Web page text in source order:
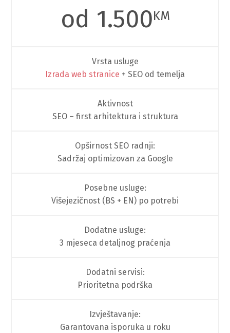
od 1.500KM
Vrsta usluge
Izrada web stranice + SEO od temelja
Aktivnost
SEO – first arhitektura i struktura
Opširnost SEO radnji:
Sadržaj optimizovan za Google
Posebne usluge:
Višejezičnost (BS + EN) po potrebi
Dodatne usluge:
3 mjeseca detaljnog praćenja
Dodatni servisi:
Prioritetna podrška
Izvještavanje:
Garantovana isporuka u roku